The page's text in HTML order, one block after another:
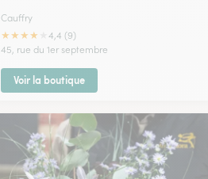
Cauffry
★★★★
4,4 (9)
45, rue du 1er septembre
Voir la boutique